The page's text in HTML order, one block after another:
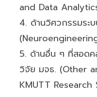
and Data
4. ด้านวิศวกรรมระบ
5. ด้านอื่น ๆ ที่สอดค
วิจัย มจธ. (Other
KMUTT